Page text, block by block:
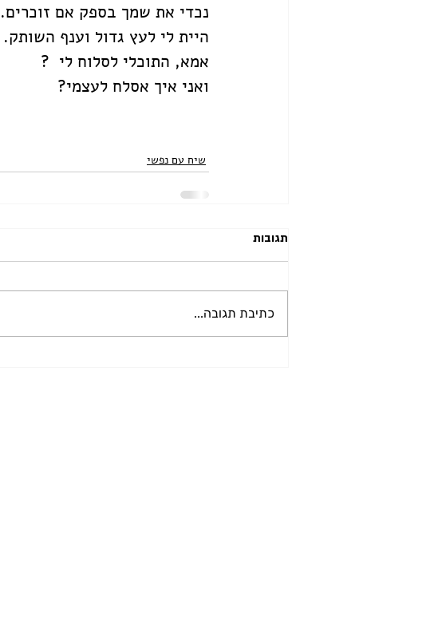
נכדי את שמך בספק אם זוכרים.
היית לי לעץ גדול וענף השותק.
אמא, התוכלי לסלוח לי  ?
ואני איך אסלח לעצמי?
שיח עם נפשי
תגובות
כתיבת תגובה...